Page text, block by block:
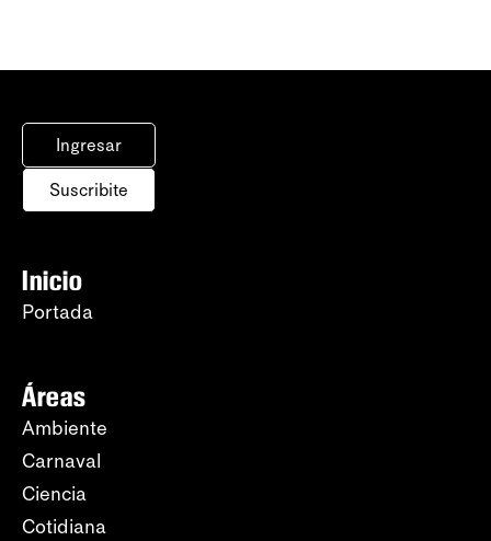
Ingresar
Suscribite
Inicio
Portada
Áreas
Ambiente
Carnaval
Ciencia
Cotidiana